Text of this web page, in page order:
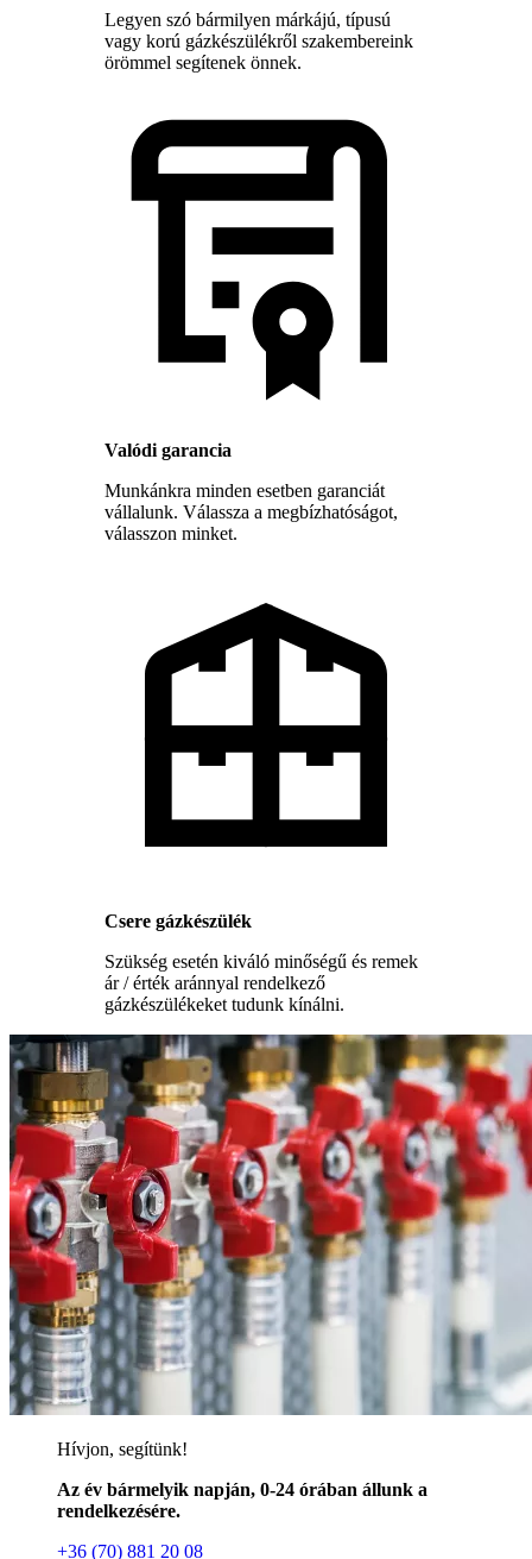
Legyen szó bármilyen márkájú, típusú
vagy korú gázkészülékről szakembereink
örömmel segítenek önnek.
Valódi garancia
Munkánkra minden esetben garanciát
vállalunk. Válassza a megbízhatóságot,
válasszon minket.
Csere gázkészülék
Szükség esetén kiváló minőségű és remek
ár / érték aránnyal rendelkező
gázkészülékeket tudunk kínálni.
Hívjon, segítünk!
Az év bármelyik napján, 0-24 órában állunk a
rendelkezésére.
+36 (70) 881 20 08